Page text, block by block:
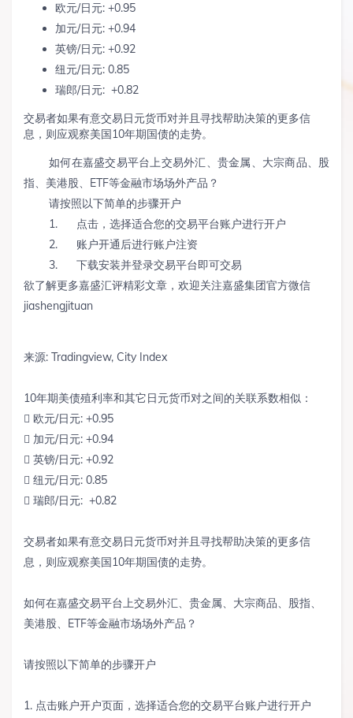
欧元/日元: +0.95
加元/日元: +0.94
英镑/日元: +0.92
纽元/日元: 0.85
瑞郎/日元: +0.82
交易者如果有意交易日元货币对并且寻找帮助决策的更多信
息，则应观察美国10年期国债的走势。
如何在嘉盛交易平台上交易外汇、贵金属、大宗商品、股
指、美港股、ETF等金融市场场外产品？
请按照以下简单的步骤开户
1. 点击，选择适合您的交易平台账户进行开户
2. 账户开通后进行账户注资
3. 下载安装并登录交易平台即可交易
欲了解更多嘉盛汇评精彩文章，欢迎关注嘉盛集团官方微信
jiashengjituan
来源: Tradingview, City Index
10年期美债殖利率和其它日元货币对之间的关联系数相似：
 欧元/日元: +0.95
 加元/日元: +0.94
 英镑/日元: +0.92
 纽元/日元: 0.85
 瑞郎/日元: +0.82
交易者如果有意交易日元货币对并且寻找帮助决策的更多信
息，则应观察美国10年期国债的走势。
如何在嘉盛交易平台上交易外汇、贵金属、大宗商品、股指、
美港股、ETF等金融市场场外产品？
请按照以下简单的步骤开户
1. 点击账户开户页面，选择适合您的交易平台账户进行开户